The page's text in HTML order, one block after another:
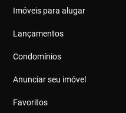
Imóveis para alugar
Lançamentos
Condomínios
Anunciar seu imóvel
Favoritos